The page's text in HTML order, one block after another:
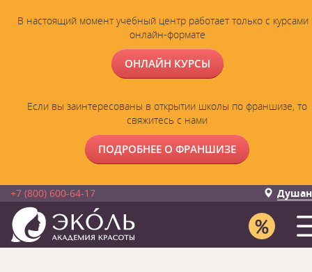
В настоящий момент учебный центр работает только с курсами
онлайн-формате
ОНЛАЙН КУРСЫ
Если вы заинтересованы в открытии школы по франшизе, то
свяжитесь с нами
ПОДРОБНЕЕ О ФРАНШИЗЕ
+7 (800) 600-64-17